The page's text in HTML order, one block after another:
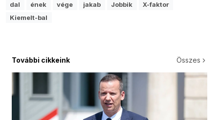
dal ének vége jakab Jobbik
X-faktor
Kiemelt-bal
További cikkeink Összes